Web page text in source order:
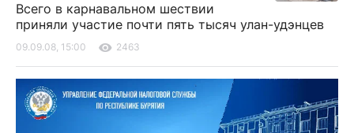
Всего в карнавальном шествии
приняли участие почти пять тысяч улан-удэнцев
09.09.08, 15:00 2463